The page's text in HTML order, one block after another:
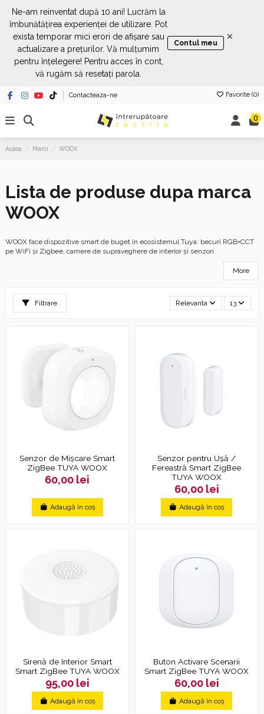
Ne-am reinventat după 10 ani! Lucrăm la
îmbunătățirea experienței de utilizare. Pot
exista temporar mici erori de afișare sau
actualizare a prețurilor. Vă mulțumim
pentru înțelegere! Pentru acces în cont,
vă rugăm să resetați parola.
Contul meu ×
Contacteaza-ne Favorite (0)
0
Acasa Marci WOOX
Lista de produse dupa marca
WOOX
WOOX face dispozitive smart de buget în ecosistemul Tuya: becuri RGB+CCT
pe WiFi și Zigbee, camere de supraveghere de interior și senzori.
More
Filtrare Relevanta 13
Senzor de Mișcare Smart
ZigBee TUYA WOOX
60,00 lei
Adaugă în coș
Senzor pentru Ușă /
Fereastră Smart ZigBee
TUYA WOOX
60,00 lei
Adaugă în coș
Sirenă de Interior Smart
Smart ZigBee TUYA WOOX
95,00 lei
Adaugă în coș
Buton Activare Scenarii
Smart ZigBee TUYA WOOX
60,00 lei
Adaugă în coș